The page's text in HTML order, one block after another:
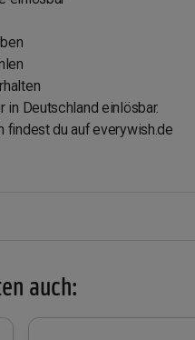
in Deutschland einlösbar.
findest du auf everywish.de
auch: